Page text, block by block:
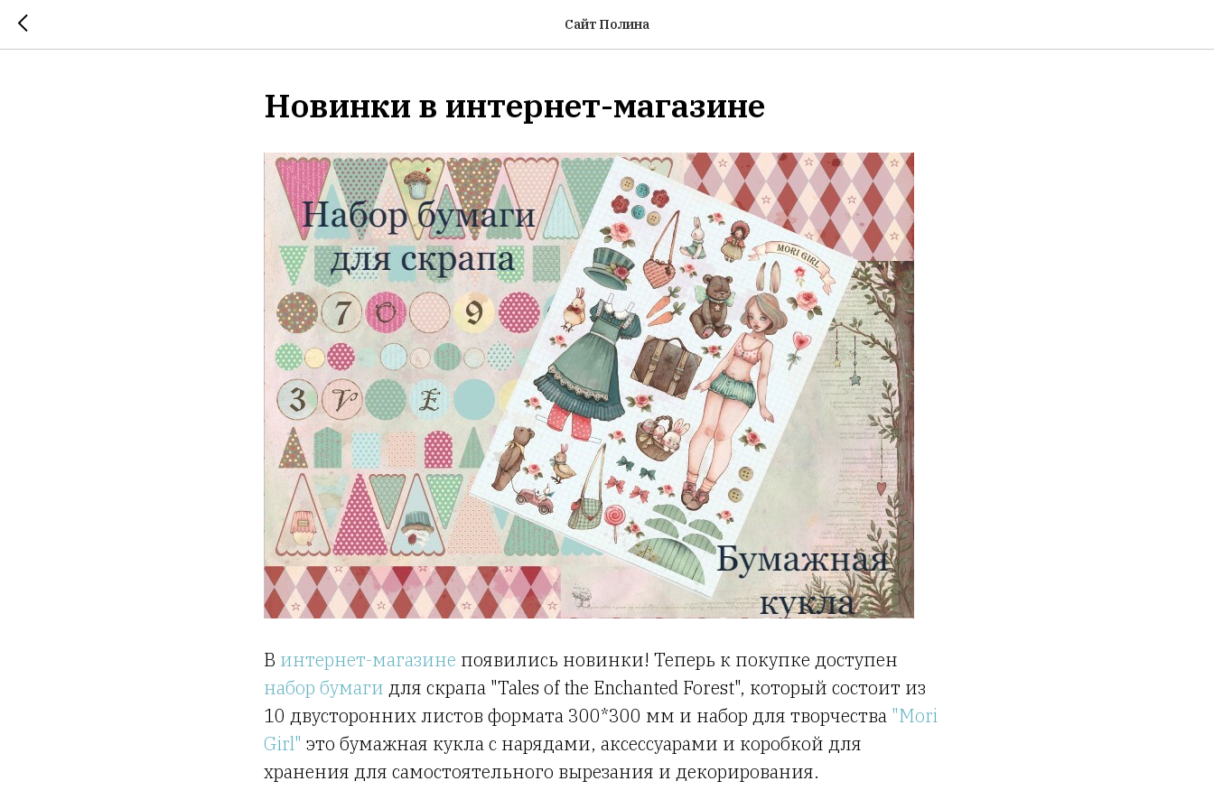
Сайт Полина
Новинки в интернет-магазине
В интернет-магазине появились новинки! Теперь к покупке доступен
набор бумаги для скрапа "Tales of the Enchanted Forest", который состоит из
10 двусторонних листов формата 300*300 мм и набор для творчества "Mori
Girl" это бумажная кукла с нарядами, аксессуарами и коробкой для
хранения для самостоятельного вырезания и декорирования.